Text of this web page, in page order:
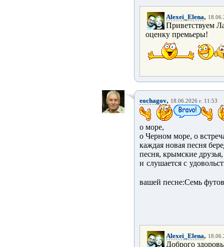
Alexei_Elena,
Приветствуем
оценку премьеры!
eochagov, 18.06.2026 г. 11:53
о море,
о Черном море, о
каждая новая песня
песня, крымские
и слушается с
вашей песне:Семь
Alexei_Elena,
Доброго